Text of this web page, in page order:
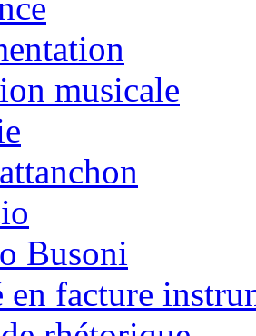
musicale
Busoni
facture